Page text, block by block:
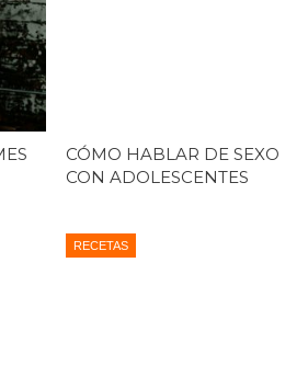
CÓMO HABLAR DE SEXO
CON ADOLESCENTES
RECETAS